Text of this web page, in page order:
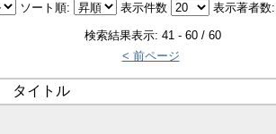
ソート順: 表示件数 表示著者数:
検索結果表示: 41 - 60 / 60
< 前ページ
タイトル